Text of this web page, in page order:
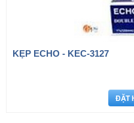
KẸP ECHO - KEC-3127